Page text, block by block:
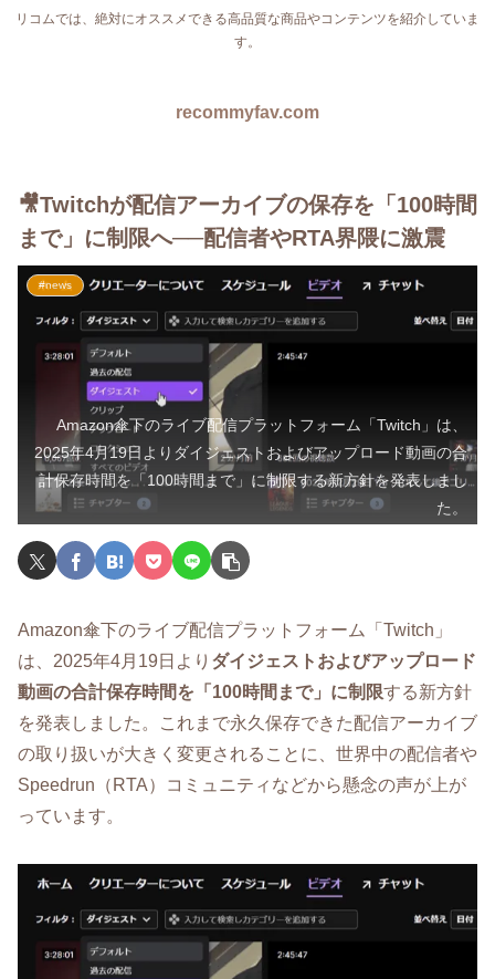
リコムでは、絶対にオススメできる高品質な商品やコンテンツを紹介していま
す。
recommyfav.com
🎥Twitchが配信アーカイブの保存を「100時間
まで」に制限へ──配信者やRTA界隈に激震
#news
Amazon傘下のライブ配信プラットフォーム「Twitch」は、
2025年4月19日よりダイジェストおよびアップロード動画の合
計保存時間を「100時間まで」に制限する新方針を発表しまし
た。
Amazon傘下のライブ配信プラットフォーム「Twitch」
は、2025年4月19日より ダイジェストおよびアップロード
動画の合計保存時間を「100時間まで」に制限する新方針
を発表しました。これまで永久保存できた配信アーカイブ
の取り扱いが大きく変更されることに、世界中の配信者や
Speedrun（RTA）コミュニティなどから懸念の声が上が
っています。